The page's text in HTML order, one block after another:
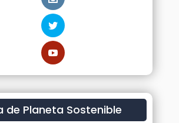
de Planeta Sostenible